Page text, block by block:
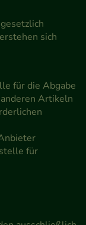
sich
für die Abgabe
Artikeln
für